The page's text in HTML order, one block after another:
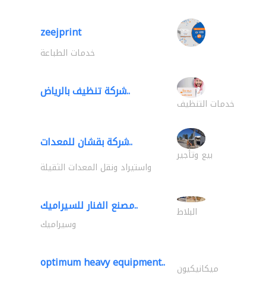
zeejprint
خدمات الطباعة
شركة تنظيف بالرياض..
خدمات التنظيف
شركة بقشان للمعدات..
بيع وتأجير
واستيراد ونقل المعدات الثقيلة
مصنع الفنار للسيراميك.. البلاط
وسيراميك
optimum heavy equipment.. ميكانيكيون